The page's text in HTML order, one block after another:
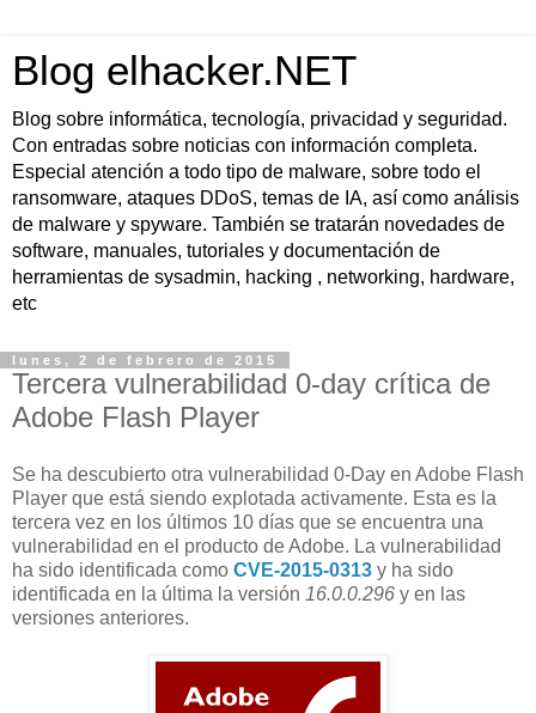
Blog elhacker.NET
Blog sobre informática, tecnología, privacidad y seguridad.
Con entradas sobre noticias con información completa.
Especial atención a todo tipo de malware, sobre todo el
ransomware, ataques DDoS, temas de IA, así como análisis
de malware y spyware. También se tratarán novedades de
software, manuales, tutoriales y documentación de
herramientas de sysadmin, hacking , networking, hardware,
etc
lunes, 2 de febrero de 2015
Tercera vulnerabilidad 0-day crítica de
Adobe Flash Player
Se ha descubierto otra vulnerabilidad 0-Day en Adobe Flash
Player que está siendo explotada activamente. Esta es la
tercera vez en los últimos 10 días que se encuentra una
vulnerabilidad en el producto de Adobe. La vulnerabilidad
ha sido identificada como CVE-2015-0313 y ha sido
identificada en la última la versión 16.0.0.296 y en las
versiones anteriores.